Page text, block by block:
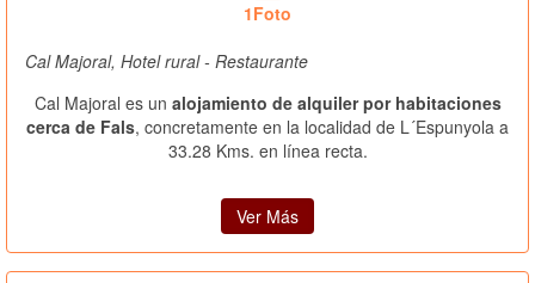
1Foto
Cal Majoral, Hotel rural - Restaurante
Cal Majoral es un alojamiento de alquiler por habitaciones
cerca de Fals, concretamente en la localidad de L´Espunyola a
33.28 Kms. en línea recta.
Ver Más